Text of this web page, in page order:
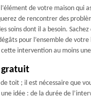
de votre maison qui
de rencontrer des
soins dont il a besoin.
pour l’ensemble de votre
intervention au moins
gratuit
toit ; il est nécessaire que
idée : de la durée de